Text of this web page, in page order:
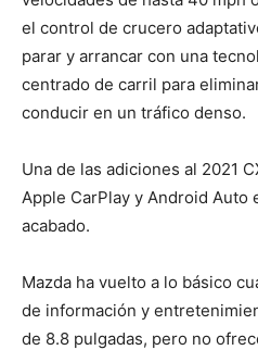
el control de crucero
parar y arrancar con una
centrado de carril para
conducir en un tráfico denso.
Una de las adiciones al 2021
Apple CarPlay y Android Auto
acabado.
Mazda ha vuelto a lo básico
de información y
de 8.8 pulgadas, pero no